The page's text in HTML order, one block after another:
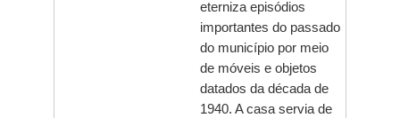
eterniza episódios
importantes do passado
do município por meio
de móveis e objetos
datados da década de
1940. A casa servia de